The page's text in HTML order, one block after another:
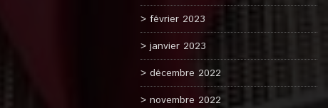
février 2023
janvier 2023
décembre 2022
novembre 2022